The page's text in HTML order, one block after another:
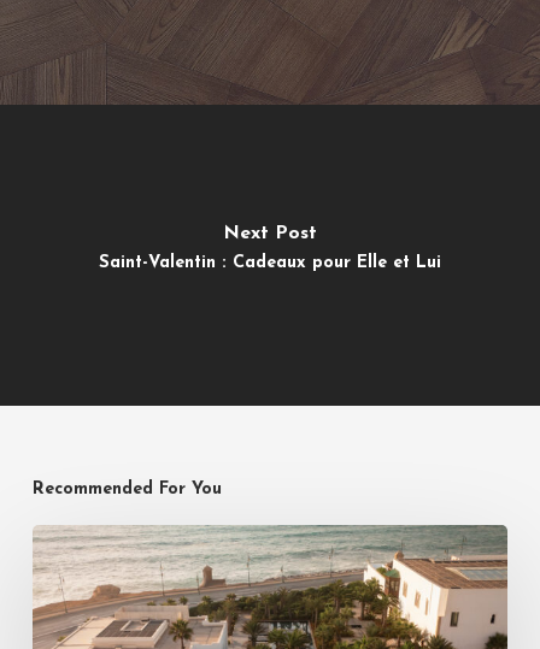
Next Post
Saint-Valentin : Cadeaux pour Elle et Lui
Recommended For You